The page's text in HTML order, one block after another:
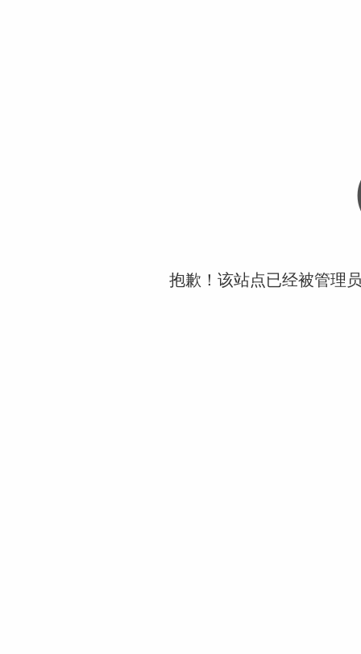
抱歉！该站点已经被管理